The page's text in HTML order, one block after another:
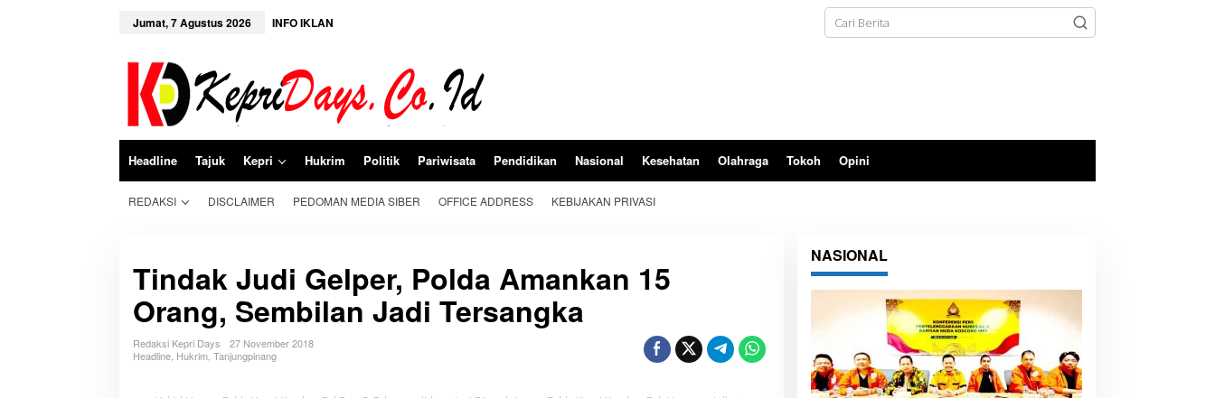
Jumat, 7 Agustus 2026 INFO IKLAN
Headline Tajuk Kepri Hukrim Politik Pariwisata Pendidikan Nasional Kesehatan Olahraga Tokoh Opini
REDAKSI DISCLAIMER PEDOMAN MEDIA SIBER OFFICE ADDRESS KEBIJAKAN PRIVASI
Tindak Judi Gelper, Polda Amankan 15
Orang, Sembilan Jadi Tersangka
Redaksi Kepri Days
27 November 2018
Headline Hukrim Tanjungpinang
NASIONAL